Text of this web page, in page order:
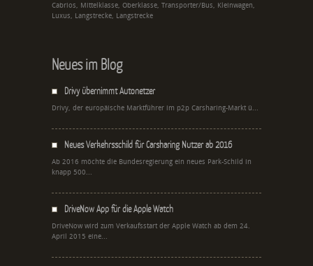
Cabrios, Mittelklasse, Oberklasse, Transporter/Bus, Kleinwagen,
Luxus, Langstrecke, Langstrecke
Neues im Blog
Drivy übernimmt Autonetzer
Drivy, der europäische Marktführer im p2p Carsharing-Markt ü...
Neues Verkehrsschild für Carsharing Nutzer ab 2016
Ab 2016 möchte die Bundesregierung ein neues Park-Schild in
knapp 500...
DriveNow App für die Apple Watch
DriveNow wird zum Verkaufsstart der Apple Watch ab dem 24.
April 2015 eine...